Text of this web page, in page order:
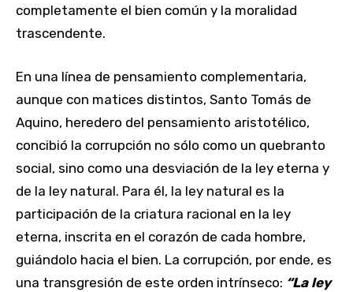
completamente el bien común y la moralidad
trascendente.
En una línea de pensamiento complementaria,
aunque con matices distintos, Santo Tomás de
Aquino, heredero del pensamiento aristotélico,
concibió la corrupción no sólo como un quebranto
social, sino como una desviación de la ley eterna y
de la ley natural. Para él, la ley natural es la
participación de la criatura racional en la ley
eterna, inscrita en el corazón de cada hombre,
guiándolo hacia el bien. La corrupción, por ende, es
una transgresión de este orden intrínseco: “La ley